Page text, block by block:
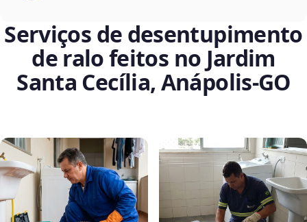
Serviços de desentupimento
de ralo feitos no Jardim
Santa Cecília, Anápolis‑GO